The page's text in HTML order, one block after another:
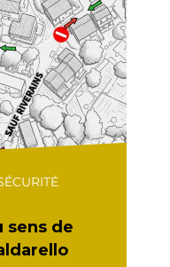
sens de